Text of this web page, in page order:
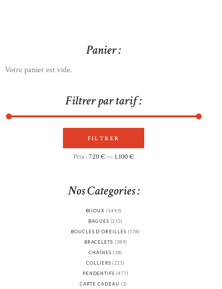
Panier :
Votre panier est vide.
Filtrer par tarif :
Prix
Prix
FILTRER
Prix :720 €— 1.100 €
Nos Categories :
BIJOUX (1493)
BAGUES (215)
BOUCLES D'OREILLES (178)
BRACELETS (389)
CHAÎNES (18)
COLLIERS (225)
PENDENTIFS (477)
CARTE CADEAU (1)